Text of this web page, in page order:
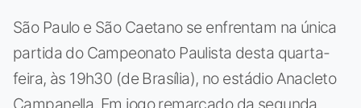
São Paulo e São Caetano se enfrentam na única
partida do Campeonato Paulista desta quarta-
feira, às 19h30 (de Brasília), no estádio Anacleto